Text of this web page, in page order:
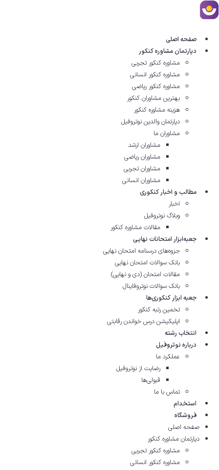
صفحه اصلی
دپارتمان مشاوره کنکور
مشاوره کنکور تجربی
مشاوره کنکور انسانی
مشاوره کنکور ریاضی
بهترین مشاوران کنکور
هزینه مشاوره کنکور
دپارتمان والدین نوتروفیل
مشاوران ما
مشاوران ارشد
مشاوران ریاضی
مشاوران تجربی
مشاوران انسانی
مطالب و اخبار کنکوری
اخبار
وبلاگ نوتروفیل
مقالات مشاوره‌ کنکور
جعبه‌ابزار امتحانات نهایی
جزوه‌های درسنامه امتحان نهایی
بانک سوالات امتحان نهایی
مقالات امتحان (دی و نهایی)
بانک سوالات نوتروفاینال
جعبه ابزار کنکوری‌ها
تخمین رتبه کنکور
اپلیکیشن درس خواندن رقابتی
انتخاب رشته
درباره نوتروفیل
عملکرد ما
رضایت از نوتروفیل
قبولی‌ها
تماس با ما
استخدام
فروشگاه
صفحه اصلی
دپارتمان مشاوره کنکور
مشاوره کنکور تجربی
مشاوره کنکور انسانی